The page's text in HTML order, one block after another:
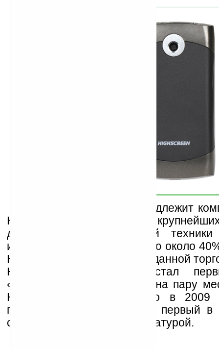
Бренд Highscreen принадлежит
Компьютер», одному из
дистрибьюторов цифровой
именно она ввозит в Россию около
HTC). Первый аппарат под данной
Highscreen PP5420 – стал
«андроидфоном», обогнав на пару
HTC Hero (случилось это в 2009
появился Highscreen Zeus, первый
смартфон с QWERTY-клавиатурой.